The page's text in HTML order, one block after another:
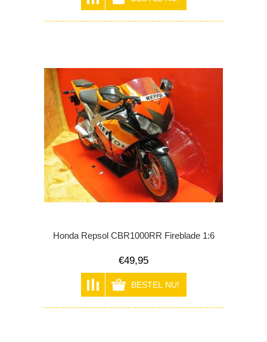
Honda Repsol CBR1000RR Fireblade 1:6
€49,95